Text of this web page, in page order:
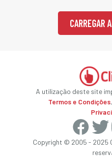
CARREGAR
A utilização deste site
Termos e Condições
Copyright © 2005 - 2025